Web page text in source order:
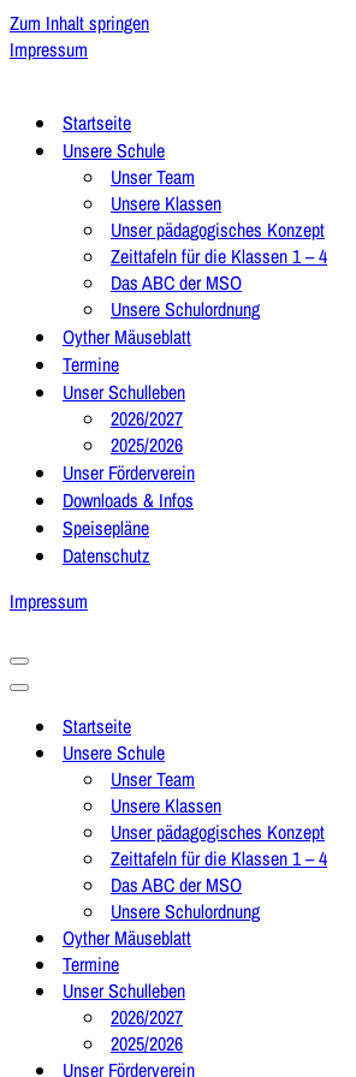
Zum Inhalt springen
Impressum
Startseite
Unsere Schule
Unser Team
Unsere Klassen
Unser pädagogisches Konzept
Zeittafeln für die Klassen 1 – 4
Das ABC der MSO
Unsere Schulordnung
Oyther Mäuseblatt
Termine
Unser Schulleben
2026/2027
2025/2026
Unser Förderverein
Downloads & Infos
Speisepläne
Datenschutz
Impressum
Navigationsmenü
Navigationsmenü
Startseite
Unsere Schule
Unser Team
Unsere Klassen
Unser pädagogisches Konzept
Zeittafeln für die Klassen 1 – 4
Das ABC der MSO
Unsere Schulordnung
Oyther Mäuseblatt
Termine
Unser Schulleben
2026/2027
2025/2026
Unser Förderverein